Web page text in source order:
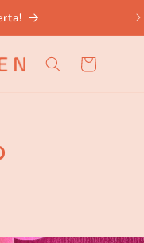
Carrito